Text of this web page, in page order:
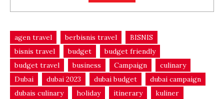
agen travel berbisnis travel
BISNIS
bisnis travel
budget
budget friendly
budget travel
business Campaign
culinary
Dubai
dubai 2023 dubai budget
dubai campaign
dubais culinary
holiday itinerary
kuliner